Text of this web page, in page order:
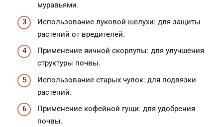
муравьями.
Использование луковой шелухи: для защиты
растений от вредителей.
Применение яичной скорлупы: для улучшения
структуры почвы.
Использование старых чулок: для подвязки
растений.
Применение кофейной гущи: для удобрения
почвы.